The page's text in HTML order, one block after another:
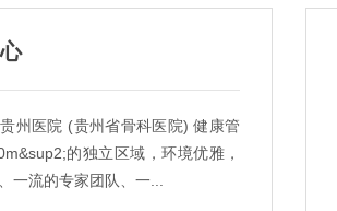
州医院 (贵州省骨科医院) 健康管
的独立区域，环境优雅，
一流的专家团队、一...